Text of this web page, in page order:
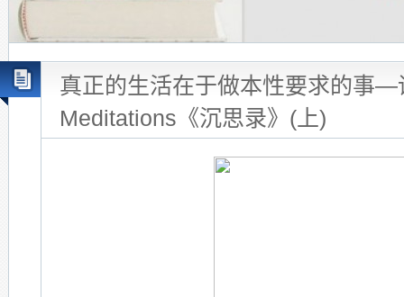
真正的生活在于做本性要求的事—
Meditations《沉思录》(上)